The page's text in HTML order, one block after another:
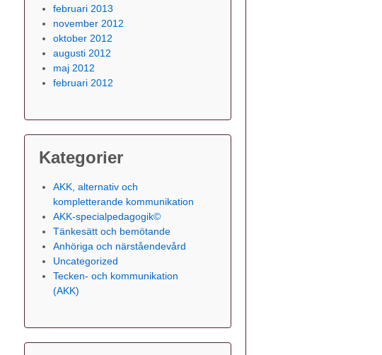
februari 2013
november 2012
oktober 2012
augusti 2012
maj 2012
februari 2012
Kategorier
AKK, alternativ och
kompletterande kommunikation
AKK-specialpedagogik©
Tänkesätt och bemötande
Anhöriga och närståendevård
Uncategorized
Tecken- och kommunikation
(AKK)